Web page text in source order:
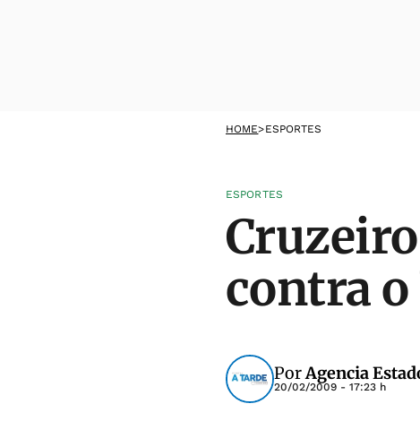
HOME>ESPORTES
ESPORTES
contra o
PorAgencia
20/02/2009 - 17:23 h